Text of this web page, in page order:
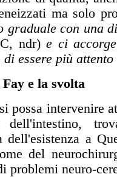
ma solo
graduale con una
ndr)e ci
essere più
e la svolta
possa intervenire
dell'intestino,
dell'esistenza a
del
problemi neuro-